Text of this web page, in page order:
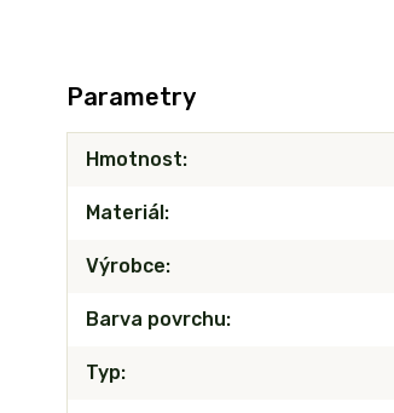
Parametry
Hmotnost
Materiál
Výrobce
Barva povrchu
Typ